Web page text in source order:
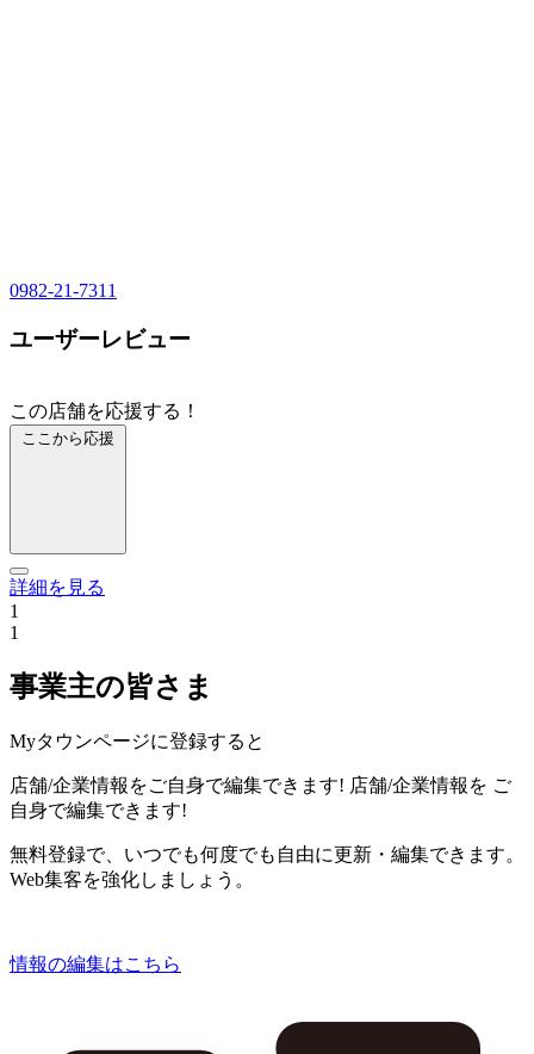
0982-21-7311
ユーザーレビュー
この店舗を応援する！
ここから応援
詳細を見る
1
1
事業主の皆さま
Myタウンページに登録すると
店舗/企業情報をご自身で編集できます! 店舗/企業情報を ご
自身で編集できます!
無料登録で、いつでも何度でも自由に更新・編集できます。
Web集客を強化しましょう。
情報の編集はこちら